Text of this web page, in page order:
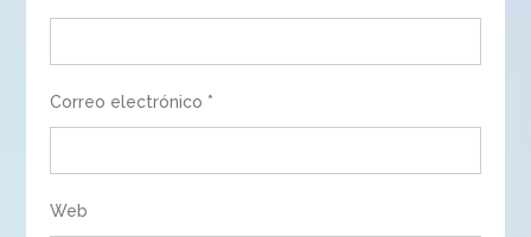
Correo electrónico *
Web